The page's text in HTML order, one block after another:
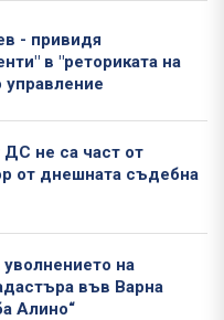
- привидя
в "реториката на
ДС не са част от
от днешната съдебна
на
във Варна
Алино“